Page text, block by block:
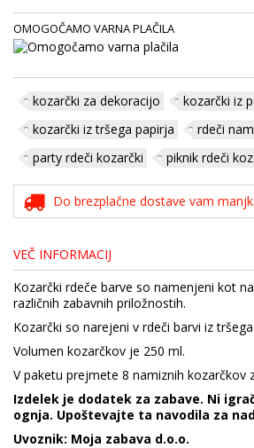
OMOGOČAMO VARNA PLAČILA
kozarčki za dekoracijo
kozarčki iz
kozarčki iz tršega papirja
rdeči
party rdeči kozarčki
piknik rdeči
Do brezplačne dostave vam
VEČ INFORMACIJ
Kozarčki rdeče barve so namenjeni kot
različnih zabavnih priložnostih.
Kozarčki so narejeni v rdeči barvi iz
Volumen kozarčkov je 250 ml.
V paketu prejmete 8 namiznih kozarčkov
Izdelek je dodatek za zabave. Ni
ognja. Upoštevajte ta navodila za
Uvoznik: Moja zabava d.o.o.